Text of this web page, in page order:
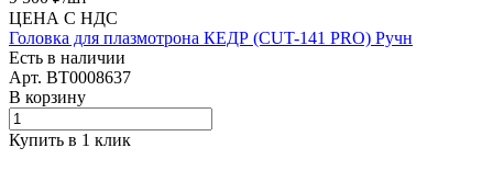
ЦЕНА С НДС
Головка для плазмотрона КЕДР (CUT-141 PRO) Ручн
Есть в наличии
Арт. BT0008637
В корзину
Купить в 1 клик